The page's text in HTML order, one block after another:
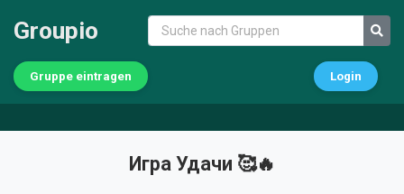
Groupio
Gruppe eintragen Login
Игра Удачи 🥰🔥